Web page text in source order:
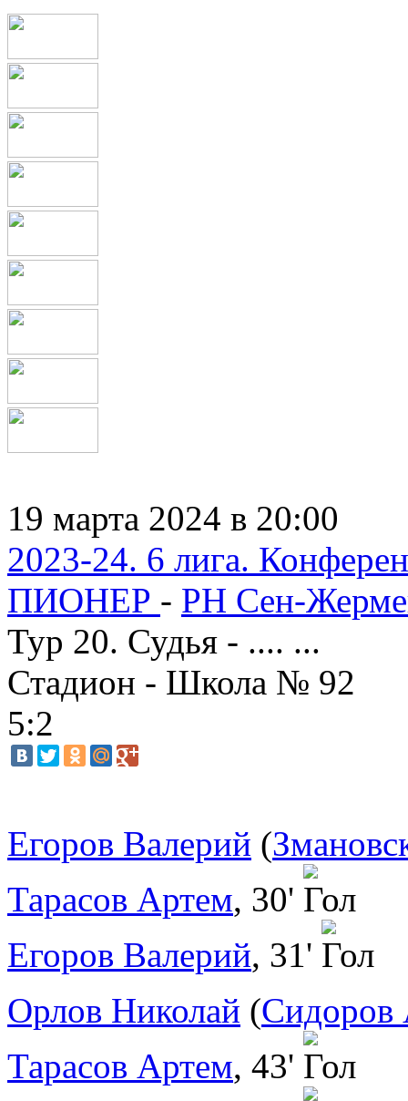
19 марта 2024 в 20:00
2023-24. 6 лига.
ПИОНЕР - РН Сен-
Тур 20. Судья - .... ...
Стадион - Школа № 92
5:2
Егоров Валерий (
Тарасов Артем, 30'
Егоров Валерий, 31'
Орлов Николай (Сидоров
Тарасов Артем, 43'